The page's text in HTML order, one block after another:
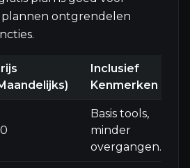
ontgrendelen
Inclusief
Kenmerken
Basis tools,
minder
overgangen.